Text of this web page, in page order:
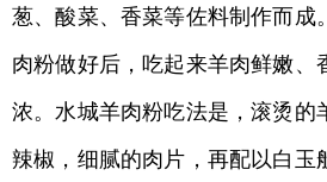
葱、酸菜、香菜等佐料制作而成
肉粉做好后，吃起来羊肉鲜嫩、
浓。水城羊肉粉吃法是，滚烫的
辣椒，细腻的肉片，再配以白玉